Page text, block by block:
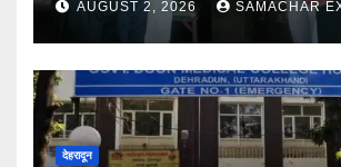
AUGUST 2, 2026 SAMACHAR
देहरादून